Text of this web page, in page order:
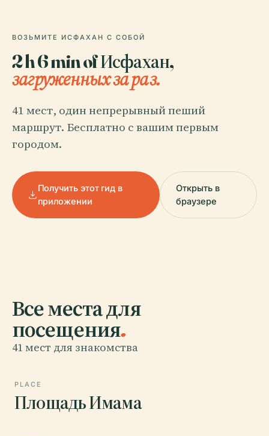
ВОЗЬМИТЕ ИСФАХАН С СОБОЙ
2 h 6 min of Исфахан,
загруженных за раз.
41 мест, один непрерывный пеший
маршрут. Бесплатно с вашим первым
городом.
Получить этот гид в
приложении
Открыть в
браузере
Все места для
посещения.
41 мест для знакомства
PLACE
Площадь Имама